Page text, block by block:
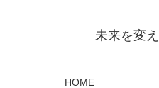
未来を変
HOME